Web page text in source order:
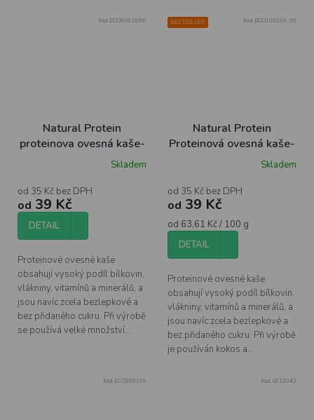
Natural Protein
proteinova ovesná kaše-
Skladem
od 35 Kč bez DPH
od 39 Kč
DETAIL
Proteinové ovesné kaše
obsahují vysoký podíl bílkovin,
vlákniny, vitamínů a minerálů, a
jsou navíc zcela bezlepkové a
bez přidaného cukru. Při výrobě
se používá velké množství...
Kód: ECO99818/60 BESTSELLER
Natural Protein
Proteinová ovesná kaše-
Kokos s čokoládouSkladem
od 35 Kč bez DPH
od 39 Kč
Měrná
cena:
od 63,61 Kč / 100 g
DETAIL
Proteinové ovesné kaše
obsahují vysoký podíl bílkovin,
vlákniny, vitamínů a minerálů, a
jsou navíc zcela bezlepkové a
bez přidaného cukru. Při výrobě
je používán kokos a...
Kód: ECO100199_60
Kód: ECO998199 Kód: GF10042